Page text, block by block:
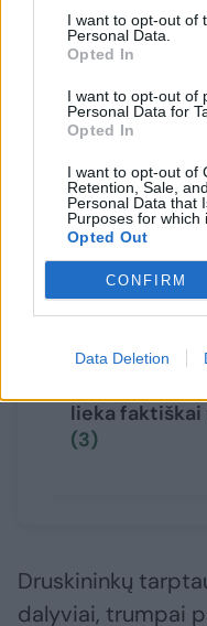
I want to opt-out of
Personal Data.
Opted In
I want to opt-out of
Personal Data for
Opted In
I want to opt-out of
Retention, Sale,
Personal Data that
Purposes for which
Opted Out
CONFIRM
Data Deletion
Susiję
prieš
lieka faktiškai
(3)
Druskininkų
dalyviai, trumpai